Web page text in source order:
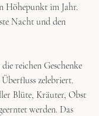
Höhepunkt im Jahr.
Nacht und den
reichen Geschenke
zelebriert.
Blüte, Kräuter, Obst
werden. Das